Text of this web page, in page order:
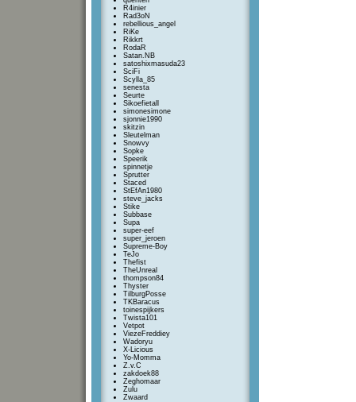
R4inier
Rad3oN
rebellious_angel
RiKe
Rikkrt
RodaR
Satan.NB
satoshixmasuda23
SciFi
Scylla_85
senesta
Seurte
Sikoefietall
simonesimone
sjonnie1990
skitzin
Sleutelman
Snowvy
Sopke
Speerik
spinnetje
Sprutter
Staced
StEfAn1980
steve_jacks
Stike
Subbase
Supa
super-eef
super_jeroen
Supreme-Boy
TeJo
Thefist
TheUnreal
thompson84
Thyster
TilburgPosse
TKBaracus
toinespijkers
Twista101
Vetpot
ViezeFreddiey
Wadoryu
X-Licious
Yo-Momma
Z.v.C
zakdoek88
Zeghomaar
Zulu
Zwaard